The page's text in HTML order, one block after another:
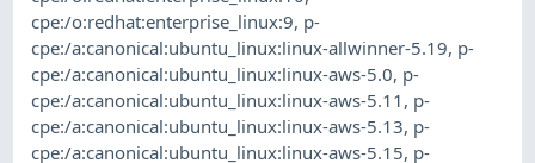
cpe:/o:redhat:enterprise_linux:9, p-
cpe:/a:canonical:ubuntu_linux:linux-allwinner-5.19, p-
cpe:/a:canonical:ubuntu_linux:linux-aws-5.0, p-
cpe:/a:canonical:ubuntu_linux:linux-aws-5.11 , p-
cpe:/a:canonical:ubuntu_linux:linux-aws-5.13, p-
cpe:/a:canonical:ubuntu_linux:linux-aws-5.15, p-